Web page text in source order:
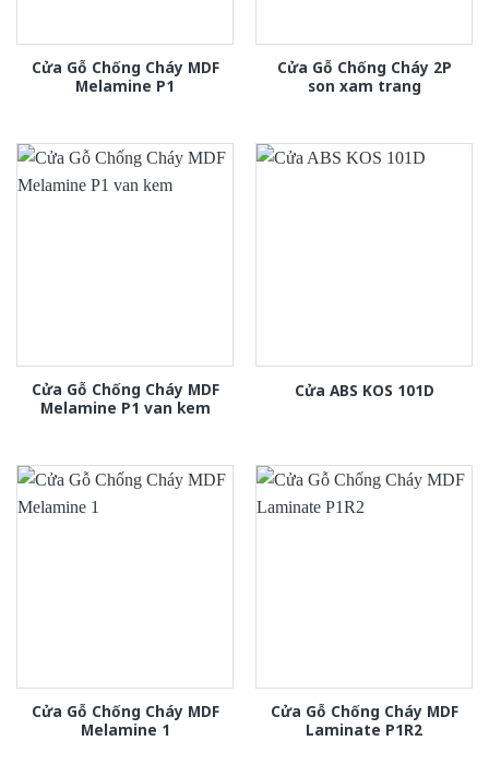
Cửa Gỗ Chống Cháy MDF
Melamine P1
Cửa Gỗ Chống Cháy 2P
son xam trang
Cửa Gỗ Chống Cháy MDF
Melamine P1 van kem
Cửa ABS KOS 101D
Cửa Gỗ Chống Cháy MDF
Melamine 1
Cửa Gỗ Chống Cháy MDF
Laminate P1R2